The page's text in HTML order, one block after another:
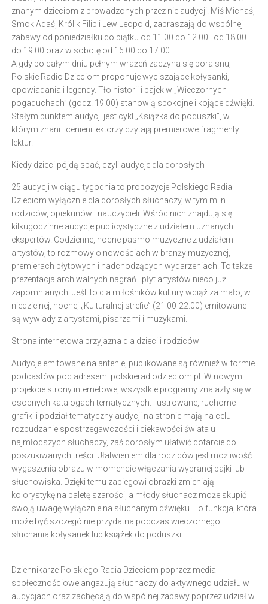
znanym dzieciom z prowadzonych przez nie audycji. Miś Michaś,
Smok Adaś, Królik Filip i Lew Leopold, zapraszają do wspólnej
zabawy od poniedziałku do piątku od 11.00 do 12.00 i od 18.00
do 19.00 oraz w sobotę od 16.00 do 17.00.
A gdy po całym dniu pełnym wrażeń zaczyna się pora snu,
Polskie Radio Dzieciom proponuje wyciszające kołysanki,
opowiadania i legendy. Tło historii i bajek w „Wieczornych
pogaduchach” (godz. 19.00) stanowią spokojne i kojące dźwięki.
Stałym punktem audycji jest cykl „Książka do poduszki”, w
którym znani i cenieni lektorzy czytają premierowe fragmenty
lektur.
Kiedy dzieci pójdą spać, czyli audycje dla dorosłych
25 audycji w ciągu tygodnia to propozycje Polskiego Radia
Dzieciom wyłącznie dla dorosłych słuchaczy, w tym m.in.
rodziców, opiekunów i nauczycieli. Wśród nich znajdują się
kilkugodzinne audycje publicystyczne z udziałem uznanych
ekspertów. Codzienne, nocne pasmo muzyczne z udziałem
artystów, to rozmowy o nowościach w branży muzycznej,
premierach płytowych i nadchodzących wydarzeniach. To także
prezentacja archiwalnych nagrań i płyt artystów nieco już
zapomnianych. Jeśli to dla miłośników kultury wciąż za mało, w
niedzielnej, nocnej „Kulturalnej strefie” (21.00-22.00) emitowane
są wywiady z artystami, pisarzami i muzykami.
Strona internetowa przyjazna dla dzieci i rodziców
Audycje emitowane na antenie, publikowane są również w formie
podcastów pod adresem: polskieradiodzieciom.pl. W nowym
projekcie strony internetowej wszystkie programy znalazły się w
osobnych katalogach tematycznych. Ilustrowane, ruchome
grafiki i podział tematyczny audycji na stronie mają na celu
rozbudzanie spostrzegawczości i ciekawości świata u
najmłodszych słuchaczy, zaś dorosłym ułatwić dotarcie do
poszukiwanych treści. Ułatwieniem dla rodziców jest możliwość
wygaszenia obrazu w momencie włączania wybranej bajki lub
słuchowiska. Dzięki temu zabiegowi obrazki zmieniają
kolorystykę na paletę szarości, a młody słuchacz może skupić
swoją uwagę wyłącznie na słuchanym dźwięku. To funkcja, która
może być szczególnie przydatna podczas wieczornego
słuchania kołysanek lub książek do poduszki.
Dziennikarze Polskiego Radia Dzieciom poprzez media
społecznościowe angażują słuchaczy do aktywnego udziału w
audycjach oraz zachęcają do wspólnej zabawy poprzez udział w